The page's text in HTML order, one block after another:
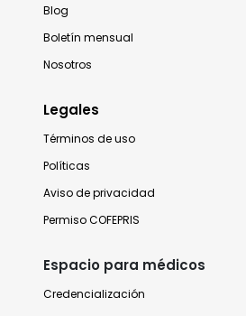
Blog
Boletín mensual
Nosotros
Legales
Términos de uso
Políticas
Aviso de privacidad
Permiso COFEPRIS
Espacio para médicos
Credencialización